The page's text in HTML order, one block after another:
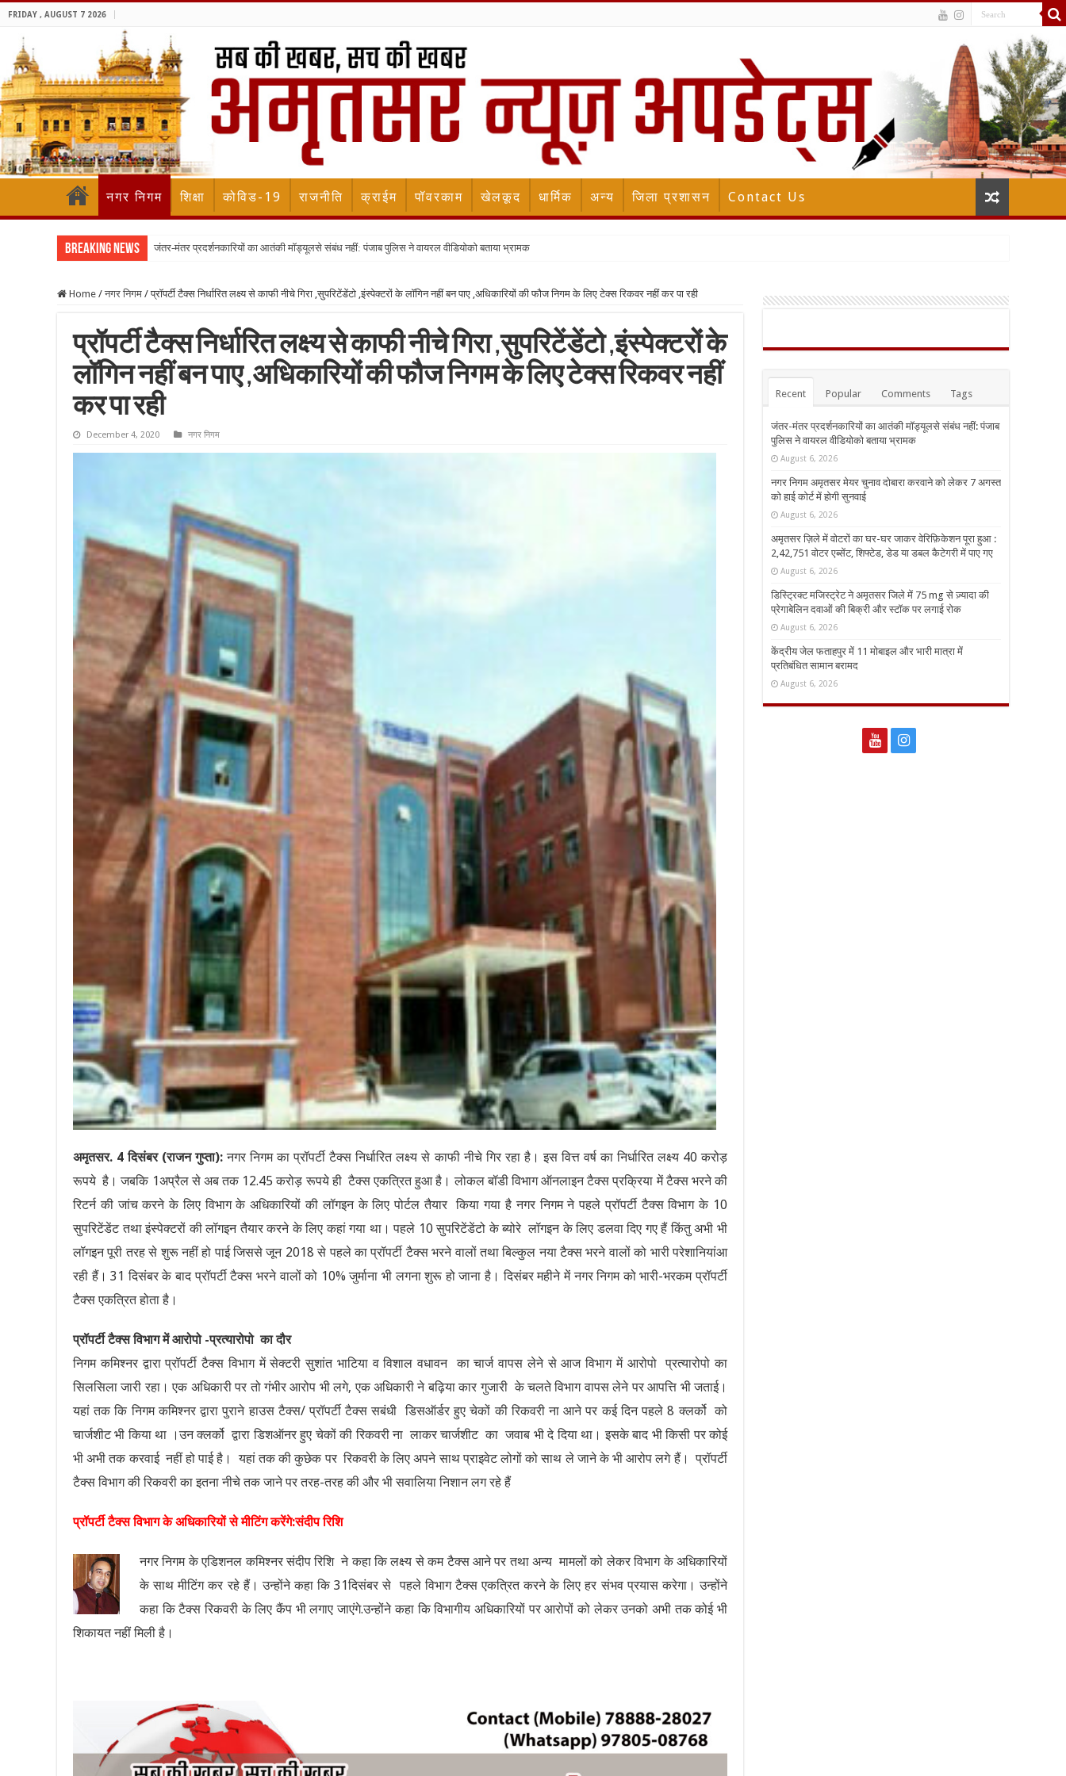
FRIDAY , AUGUST 7 2026
नगर निगम शिक्षा कोविड-19 राजनीति क्राईम पॉवरकाम खेलकूद धार्मिक अन्य जिला प्रशासन Contact Us
Breaking News जंतर-मंतर प्रदर्शनकारियों का आतंकी मॉड्यूलसे संबंध नहीं: पंजाब पुलिस ने वायरल वीडियोको बताया भ्रामक
Home / नगर निगम / प्रॉपर्टी टैक्स निर्धारित लक्ष्य से काफी नीचे गिरा ,सुपरिटेंडेंटो ,इंस्पेक्टरों के लॉगिन नहीं बन पाए ,अधिकारियों की फौज निगम के लिए टेक्स रिकवर नहीं कर पा रही
प्रॉपर्टी टैक्स निर्धारित लक्ष्य से काफी नीचे गिरा ,सुपरिटेंडेंटो ,इंस्पेक्टरों के
लॉगिन नहीं बन पाए ,अधिकारियों की फौज निगम के लिए टेक्स रिकवर नहीं
कर पा रही
December 4, 2020 नगर निगम
अमृतसर. 4 दिसंबर (राजन गुप्ता): नगर निगम का प्रॉपर्टी टैक्स निर्धारित लक्ष्य से काफी नीचे गिर रहा है। इस वित्त वर्ष का निर्धारित लक्ष्य 40 करोड़
रूपये है। जबकि 1अप्रैल से अब तक 12.45 करोड़ रूपये ही टैक्स एकत्रित हुआ है। लोकल बॉडी विभाग ऑनलाइन टैक्स प्रक्रिया में टैक्स भरने की
रिटर्न की जांच करने के लिए विभाग के अधिकारियों की लॉगइन के लिए पोर्टल तैयार किया गया है नगर निगम ने पहले प्रॉपर्टी टैक्स विभाग के 10
सुपरिटेंडेंट तथा इंस्पेक्टरों की लॉगइन तैयार करने के लिए कहां गया था। पहले 10 सुपरिटेंडेंटो के ब्योरे लॉगइन के लिए डलवा दिए गए हैं किंतु अभी भी
लॉगइन पूरी तरह से शुरू नहीं हो पाई जिससे जून 2018 से पहले का प्रॉपर्टी टैक्स भरने वालों तथा बिल्कुल नया टैक्स भरने वालों को भारी परेशानियांआ
रही हैं। 31 दिसंबर के बाद प्रॉपर्टी टैक्स भरने वालों को 10% जुर्माना भी लगना शुरू हो जाना है। दिसंबर महीने में नगर निगम को भारी-भरकम प्रॉपर्टी
टैक्स एकत्रित होता है।
प्रॉपर्टी टैक्स विभाग में आरोपो -प्रत्यारोपो का दौर
निगम कमिश्नर द्वारा प्रॉपर्टी टैक्स विभाग में सेक्टरी सुशांत भाटिया व विशाल वधावन का चार्ज वापस लेने से आज विभाग में आरोपो प्रत्यारोपो का
सिलसिला जारी रहा। एक अधिकारी पर तो गंभीर आरोप भी लगे, एक अधिकारी ने बढ़िया कार गुजारी के चलते विभाग वापस लेने पर आपत्ति भी जताई।
यहां तक कि निगम कमिश्नर द्वारा पुराने हाउस टैक्स/ प्रॉपर्टी टैक्स सबंधी डिसऑर्डर हुए चेकों की रिकवरी ना आने पर कई दिन पहले 8 क्लर्को को
चार्जशीट भी किया था ।उन क्लर्को द्वारा डिशऑनर हुए चेकों की रिकवरी ना लाकर चार्जशीट का जवाब भी दे दिया था। इसके बाद भी किसी पर कोई
भी अभी तक करवाई नहीं हो पाई है। यहां तक की कुछेक पर रिकवरी के लिए अपने साथ प्राइवेट लोगों को साथ ले जाने के भी आरोप लगे हैं। प्रॉपर्टी
टैक्स विभाग की रिकवरी का इतना नीचे तक जाने पर तरह-तरह की और भी सवालिया निशान लग रहे हैं
प्रॉपर्टी टैक्स विभाग के अधिकारियों से मीटिंग करेंगे:संदीप रिशि
नगर निगम के एडिशनल कमिश्नर संदीप रिशि ने कहा कि लक्ष्य से कम टैक्स आने पर तथा अन्य मामलों को लेकर विभाग के अधिकारियों
के साथ मीटिंग कर रहे हैं। उन्होंने कहा कि 31दिसंबर से पहले विभाग टैक्स एकत्रित करने के लिए हर संभव प्रयास करेगा। उन्होंने
कहा कि टैक्स रिकवरी के लिए कैंप भी लगाए जाएंगे.उन्होंने कहा कि विभागीय अधिकारियों पर आरोपों को लेकर उनको अभी तक कोई भी
शिकायत नहीं मिली है।
Recent Popular Comments Tags
जंतर-मंतर प्रदर्शनकारियों का आतंकी मॉड्यूलसे संबंध नहीं: पंजाब
पुलिस ने वायरल वीडियोको बताया भ्रामक
August 6, 2026
नगर निगम अमृतसर मेयर चुनाव दोबारा करवाने को लेकर 7 अगस्त
को हाई कोर्ट में होगी सुनवाई
August 6, 2026
अमृतसर ज़िले में वोटरों का घर-घर जाकर वेरिफ़िकेशन पूरा हुआ :
2,42,751 वोटर एब्सेंट, शिफ्टेड, डेड या डबल कैटेगरी में पाए गए
August 6, 2026
डिस्ट्रिक्ट मजिस्ट्रेट ने अमृतसर जिले में 75 mg से ज़्यादा की
प्रेगाबेलिन दवाओं की बिक्री और स्टॉक पर लगाई रोक
August 6, 2026
केंद्रीय जेल फताहपुर में 11 मोबाइल और भारी मात्रा में
प्रतिबंधित सामान बरामद
August 6, 2026